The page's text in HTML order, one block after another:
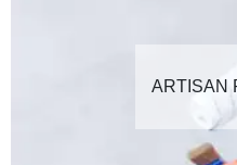
ARTISAN